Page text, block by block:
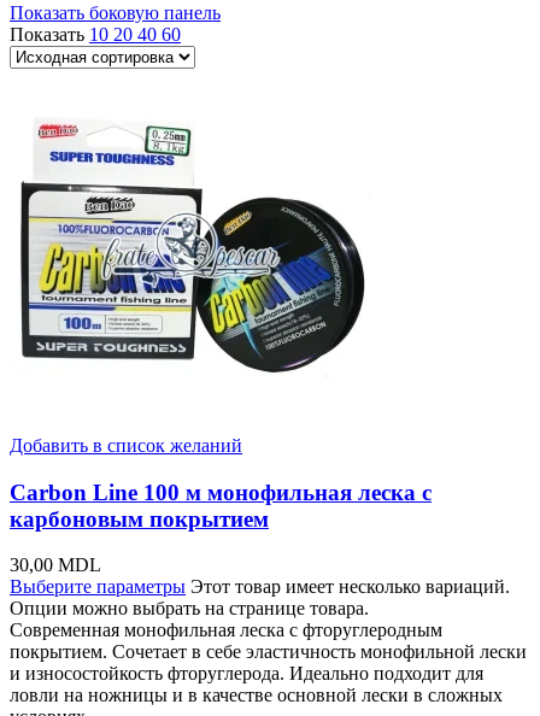
Показать боковую панель
Показать 10 20 40 60
Добавить в список желаний
Carbon Line 100 м монофильная леска с
карбоновым покрытием
30,00 MDL
Выберите параметры Этот товар имеет несколько вариаций.
Опции можно выбрать на странице товара.
Современная монофильная леска с фторуглеродным
покрытием. Сочетает в себе эластичность монофильной лески
и износостойкость фторуглерода. Идеально подходит для
ловли на ножницы и в качестве основной лески в сложных